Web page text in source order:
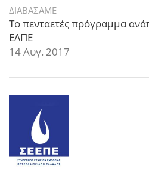
ΔΙΑΒΑΣΑΜΕ
Το πενταετές πρόγραμμα
ΕΛΠΕ
14 Αυγ. 2017